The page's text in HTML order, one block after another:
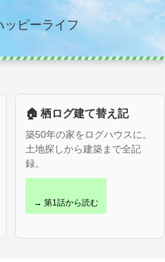
ッピーライフ
🏠 栖ログ建て替え記
築50年の家をログハウスに。
土地探しから建築まで全記
録。
→ 第1話から読む